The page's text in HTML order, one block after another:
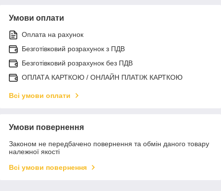
Умови оплати
Оплата на рахунок
Безготівковий розрахунок з ПДВ
Безготівковий розрахунок без ПДВ
ОПЛАТА КАРТКОЮ / ОНЛАЙН ПЛАТІЖ КАРТКОЮ
Всі умови оплати
Умови повернення
Законом не передбачено повернення та обмін даного товару
належної якості
Всі умови повернення